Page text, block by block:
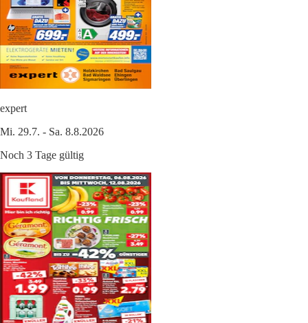
expert
Mi. 29.7. - Sa. 8.8.2026
Noch 3 Tage gültig